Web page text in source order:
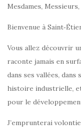
Mesdames,
Bienvenue à
Vous allez découvrir
raconte jamais en
dans ses vallées,
histoire industrielle, et
pour le
J’emprunterai